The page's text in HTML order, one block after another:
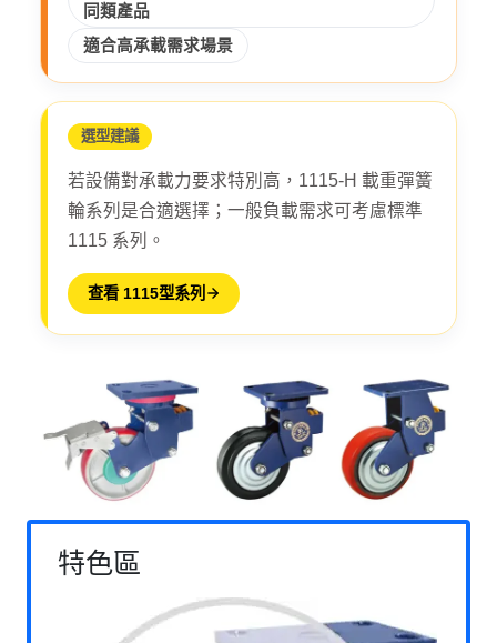
同類產品
適合高承載需求場景
選型建議
若設備對承載力要求特別高，1115-H 載重彈簧
輪系列是合適選擇；一般負載需求可考慮標準
1115 系列。
查看 1115型系列
特色區